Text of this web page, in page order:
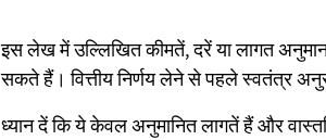
इस लेख में उल्लिखित कीमतें, दरें या लागत
सकते हैं। वित्तीय निर्णय लेने से पहले स्वतंत्र
ध्यान दें कि ये केवल अनुमानित लागतें हैं और